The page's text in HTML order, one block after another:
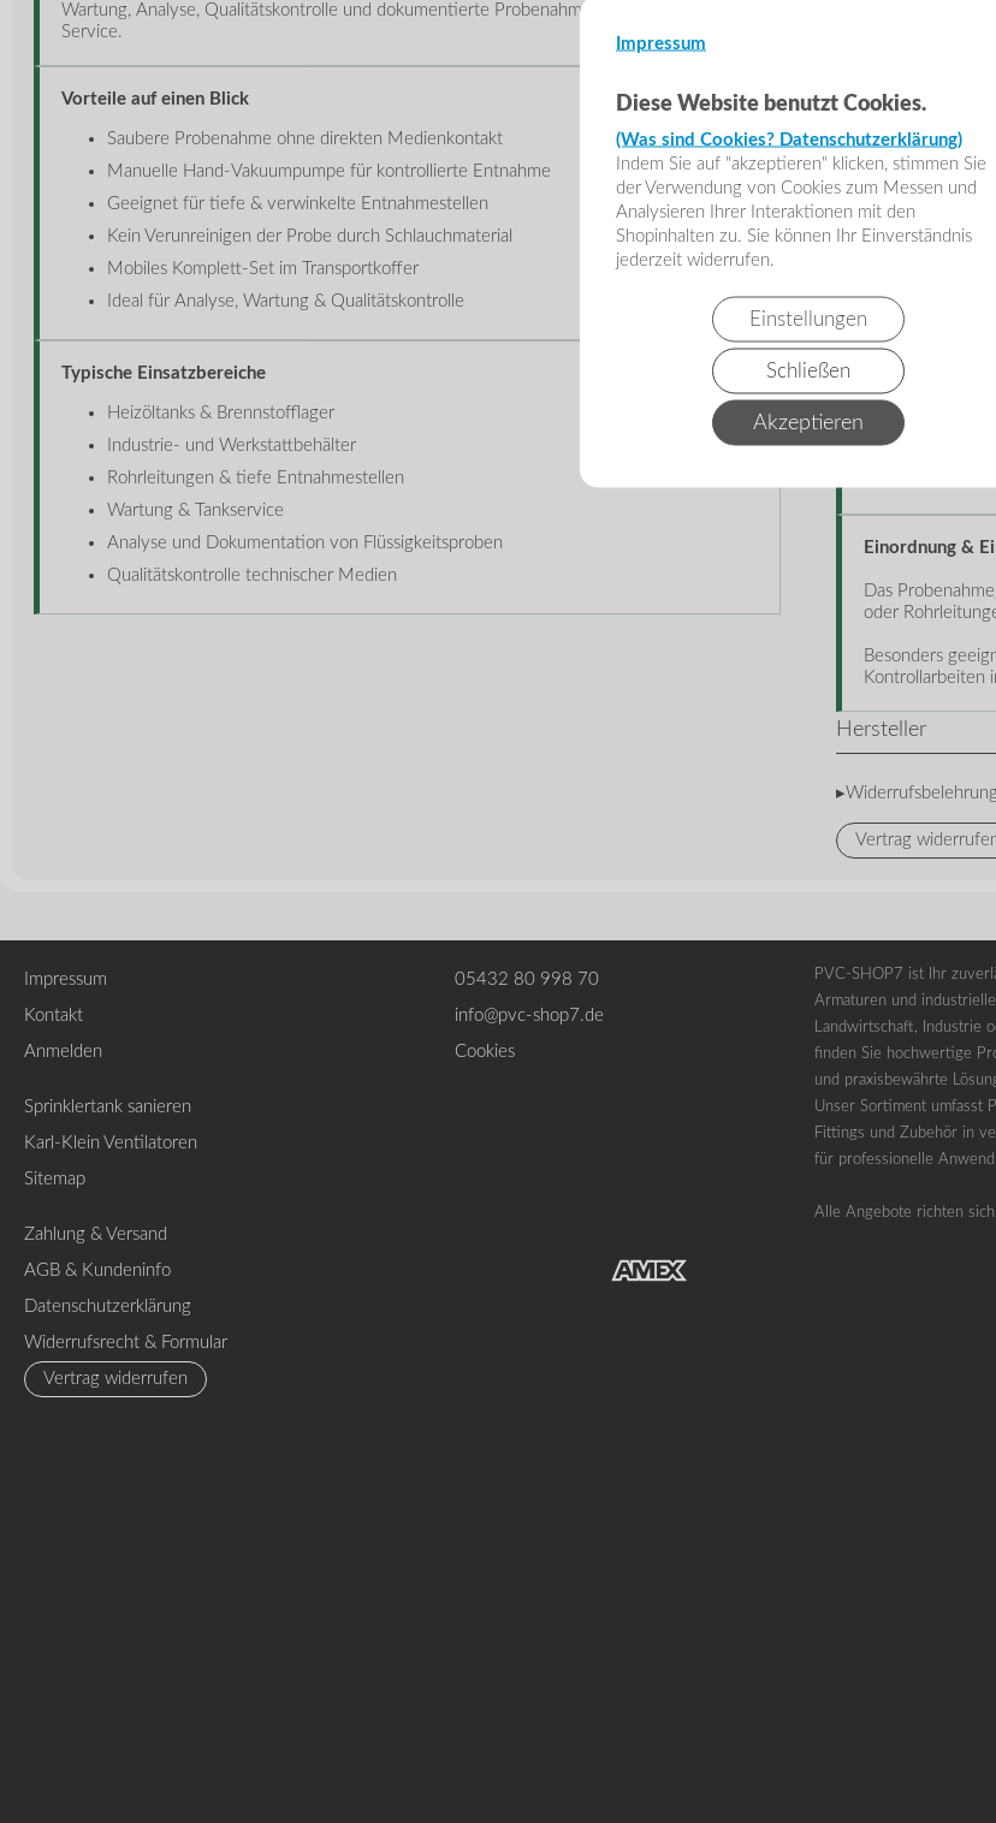
Impressum
Diese Website benutzt Cookies.
(Was sind Cookies? Datenschutzerklärung)
Indem Sie auf "akzeptieren" klicken, stimmen Sie
der Verwendung von Cookies zum Messen und
Analysieren Ihrer Interaktionen mit den
Shopinhalten zu. Sie können Ihr Einverständnis
jederzeit widerrufen.
Einstellungen
Schließen
Akzeptieren
Wartung, Analyse, Qualitätskontrolle und dokumentierte Probenahmen im technischen
Service.
Vorteile auf einen Blick
Saubere Probenahme ohne direkten Medienkontakt
Manuelle Hand-Vakuumpumpe für kontrollierte Entnahme
Geeignet für tiefe & verwinkelte Entnahmestellen
Kein Verunreinigen der Probe durch Schlauchmaterial
Mobiles Komplett-Set im Transportkoffer
Ideal für Analyse, Wartung & Qualitätskontrolle
Typische Einsatzbereiche
Heizöltanks & Brennstofflager
Industrie- und Werkstattbehälter
Rohrleitungen & tiefe Entnahmestellen
Wartung & Tankservice
Analyse und Dokumentation von Flüssigkeitsproben
Qualitätskontrolle technischer Medien
Das Set ist für
wichtigen
Hand-
PVC-
Edelstahl-
Adapter
Hinweise aus
Das
ein sauberer,
Bei
gründlich
Einordnung &
Das
oder
Besonders
Kontrollarbeiten
Hersteller
Vertrag
Impressum
Kontakt
Anmelden
Sprinklertank sanieren
Karl-Klein Ventilatoren
Sitemap
Zahlung & Versand
AGB & Kundeninfo
Datenschutzerklärung
Widerrufsrecht & Formular
Vertrag widerrufen
05432 80 998 70
info@pvc-shop7.de
Cookies
PVC-SHOP7 ist Ihr
Armaturen und
Landwirtschaft, Industrie
finden Sie hochwertige
und praxisbewährte
Unser Sortiment umfasst
Fittings und Zubehör in
für professionelle
Alle Angebote richten